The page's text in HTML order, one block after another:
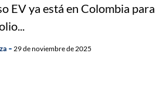
EV ya está en Colombia para
29 de noviembre de 2025